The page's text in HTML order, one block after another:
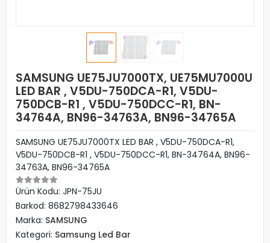
SAMSUNG UE75JU7000TX, UE75MU7000U
LED BAR , V5DU-750DCA-R1, V5DU-
750DCB-R1 , V5DU-750DCC-R1, BN-
34764A, BN96-34763A, BN96-34765A
SAMSUNG UE75JU7000TX LED BAR , V5DU-750DCA-R1,
V5DU-750DCB-R1 , V5DU-750DCC-R1, BN-34764A, BN96-
34763A, BN96-34765A
Ürün Kodu: JPN-75JU
Barkod: 8682798433646
Marka: SAMSUNG
Kategori: Samsung Led Bar